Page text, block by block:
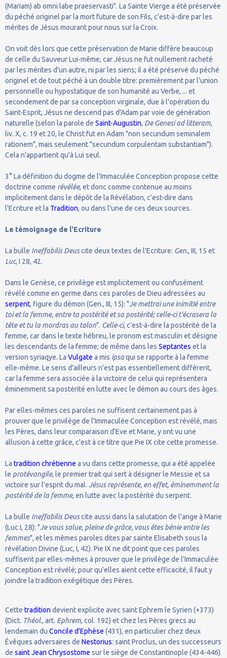
(Mariam) ab omni labe praeservasti". La Sainte Vierge a été préservée
du péché originel par la mort future de son Fils, c'est-à-dire par les
mérites de Jésus mourant pour nous sur la Croix.
On voit dès lors que cette préservation de Marie diffère beaucoup
de celle du Sauveur Lui-même, car Jésus ne fut nullement racheté
par les mérites d'un autre, ni par les siens; il a été préservé du péché
originel et de tout péché à un double titre: premièrement par l'union
personnelle ou hypostatique de son humanité au Verbe, ... et
secondement de par sa conception virginale, due à l'opération du
Saint-Esprit, Jésus ne descend pas d'Adam par voie de génération
naturelle (selon la parole de Saint-Augustin, De Genesi ad litteram,
liv. X, c. 19 et 20, le Christ fut en Adam "non secundum seminalem
rationem", mais seulement "secundum corpulentam substantiam").
Cela n'appartient qu'à Lui seul.
3° La définition du dogme de l'Immaculée Conception propose cette
doctrine comme révélée, et donc comme contenue au moins
implicitement dans le dépôt de la Révélation, c'est-dire dans
l'Ecriture et la Tradition, ou dans l'une de ces deux sources.
Le témoignage de l'Ecriture
La bulle Ineffabilis Deuscite deux textes de l'Ecriture: Gen., III, 15 et
Luc, I 28, 42.
Dans le Genèse, ce privilège est implicitement ou confusément
révélé comme en germe dans ces paroles de Dieu adressées au
serpent, figure du démon (Gen., III, 15): "Je mettrai une inimitié entre
toi et la femme, entre ta postérité et sa postérité; celle-ci t'écrasera la
tête et tu la mordras au talon". Celle-ci, c'est-à-dire la postérité de la
femme, car dans le texte hébreu, le pronom est masculin et désigne
les descendants de la femme; de même dans les Septantes et la
version syriaqye. La Vulgate a mis ipsaqui se rapporte à la femme
elle-même. Le sens d'ailleurs n'est pas essentiellement différent,
car la femme sera associée à la victoire de celui qui représentera
éminemment sa postérité en lutte avec le démon au cours des âges.
Par elles-mêmes ces paroles ne suffisent certainement pas à
prouver que le privilège de l'Immaculée Conception est révélé, mais
les Pères, dans leur comparaison d'Eve et Marie, y ont vu une
allusion à cette grâce, c'est à ce titre que Pie IX cite cette promesse.
La tradition chrétienne a vu dans cette promesse, qui a été appelée
le protévangile, le premier trait qui sert à désigner le Messie et sa
victoire sur l'esprit du mal. Jésus représente, en effet, éminemment la
postérité de la femme, en lutte avec la postérité du serpent.
La bulle Ineffabilis Deuscite aussi dans la salutation de l'ange à Marie
(Luc I, 28): "Je vous salue, pleine de grâce, vous êtes bénie entre les
femmes", et les mêmes paroles dites par sainte Elisabeth sous la
révélation Divine (Luc, I, 42). Pie IX ne dit point que ces paroles
suffisent par elles-mêmes à prouver que le privilège de l'Immaculée
Conception est révélé; pour qu'elles aient cette efficacité, il faut y
joindre la tradition exégétique des Pères.
Cette tradition devient explicite avec saint Ephrem le Syrien (+373)
(Dict. Théol., art. Ephrem, col. 192) et chez les Pères grecs au
lendemain du Concile d'Ephèse (431), en particulier chez deux
Évêques adversaires de Nestorius: saint Proclus, un des successeurs
de saint Jean Chrysostome sur le siège de Constantinople (434-446)